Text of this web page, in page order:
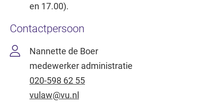
en 17.00).
Contactpersoon
Nannette de Boer
medewerker administratie
020-598 62 55
vulaw@vu.nl